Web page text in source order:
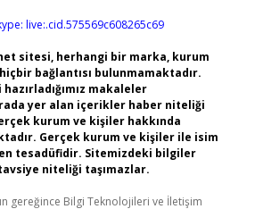
live:.cid.575569c608265c69
sitesi, herhangi bir marka, kurum
bağlantısı bulunmamaktadır.
makaleler
yer alan içerikler haber niteliği
kurum ve kişiler hakkında
Gerçek kurum ve kişiler ile isim
tesadüfidir. Sitemizdeki bilgiler
niteliği taşımazlar.
gereğince Bilgi Teknolojileri ve İletişim